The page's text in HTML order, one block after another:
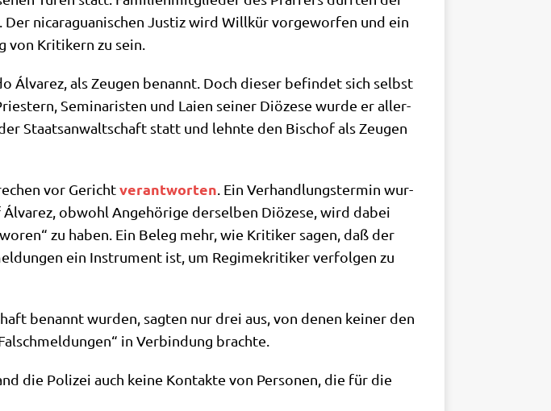
nica­ra­gua­ni­schen Justiz wird Will­kür vor­ge­wor­fen und ein
von Kri­ti­kern zu sein.
Álva­rez, als Zeu­gen benannt. Doch die­ser befin­det sich selbst
Semi­na­ri­sten und Lai­en sei­ner Diö­ze­se wur­de er aller­
Staats­an­walt­schaft statt und lehn­te den Bischof als Zeu­gen
vor Gerichtver­ant­wor­ten . Ein Ver­hand­lungs­ter­min wur­
obwohl Ange­hö­ri­ge der­sel­ben Diö­ze­se, wird dabei
zu haben. Ein Beleg mehr, wie Kri­ti­ker sagen, daß der
ein Instru­ment ist, um Regime­kri­ti­ker ver­fol­gen zu
benannt wur­den, sag­ten nur drei aus, von denen kei­ner den
in Ver­bin­dung brachte.
die Poli­zei auch kei­ne Kon­tak­te von Per­so­nen, die für die